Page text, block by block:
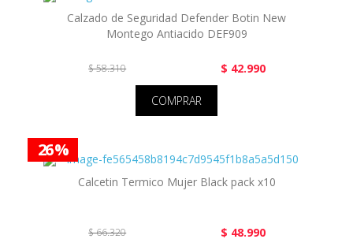
Calzado de Seguridad Defender Botin New
Montego Antiacido DEF909
$ 58.310 $ 42.990
COMPRAR
26 %
Calcetin Termico Mujer Black pack x10
$ 66.320 $ 48.990